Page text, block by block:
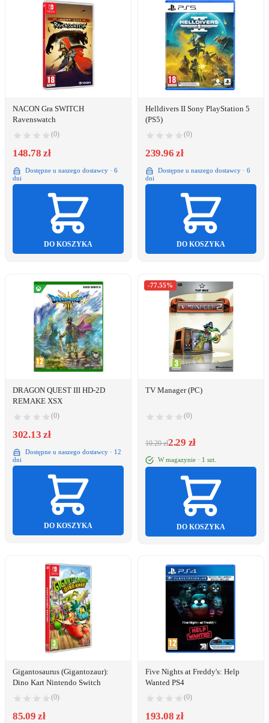
NACON Gra SWITCH
Ravenswatch
(0)
148.78 zł
Dostępne u naszego dostawcy · 6
dni
DO KOSZYKA
Helldivers II Sony PlayStation 5
(PS5)
(0)
239.96 zł
Dostępne u naszego dostawcy · 6
dni
DO KOSZYKA
DRAGON QUEST III HD-2D
REMAKE XSX
(0)
302.13 zł
Dostępne u naszego dostawcy · 12
dni
DO KOSZYKA
-77.55%
TV Manager (PC)
(0)
10.20 zł2.29 zł
W magazynie · 1 szt.
DO KOSZYKA
Gigantosaurus (Gigantozaur):
Dino Kart Nintendo Switch
(0)
85.09 zł
Five Nights at Freddy's: Help
Wanted PS4
(0)
193.08 zł